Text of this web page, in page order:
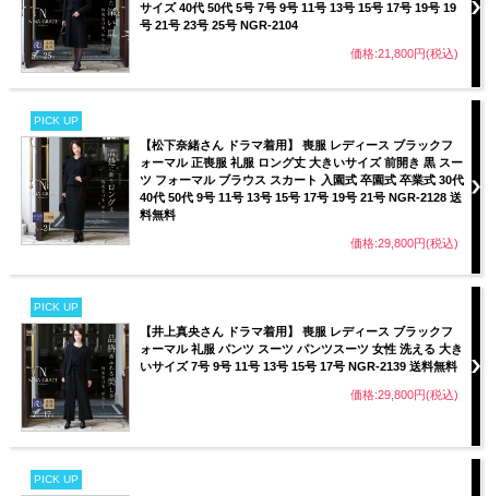
サイズ 40代 50代 5号 7号 9号 11号 13号 15号 17号 19号 19
号 21号 23号 25号 NGR-2104
価格:21,800円(税込)
PICK UP
【松下奈緒さん ドラマ着用】 喪服 レディース ブラックフ
ォーマル 正喪服 礼服 ロング丈 大きいサイズ 前開き 黒 スー
ツ フォーマル ブラウス スカート 入園式 卒園式 卒業式 30代
40代 50代 9号 11号 13号 15号 17号 19号 21号 NGR-2128 送
料無料
価格:29,800円(税込)
PICK UP
【井上真央さん ドラマ着用】 喪服 レディース ブラックフ
ォーマル 礼服 パンツ スーツ パンツスーツ 女性 洗える 大き
いサイズ 7号 9号 11号 13号 15号 17号 NGR-2139 送料無料
価格:29,800円(税込)
PICK UP